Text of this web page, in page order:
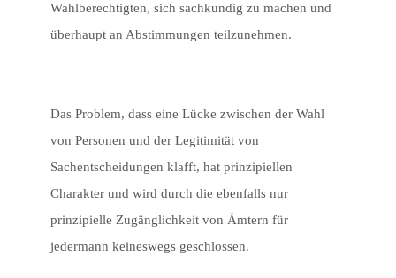
Wahlberechtigten, sich sachkundig zu machen und
überhaupt an Abstimmungen teilzunehmen.
Das Problem, dass eine Lücke zwischen der Wahl
von Personen und der Legitimität von
Sachentscheidungen klafft, hat prinzipiellen
Charakter und wird durch die ebenfalls nur
prinzipielle Zugänglichkeit von Ämtern für
jedermann keineswegs geschlossen.